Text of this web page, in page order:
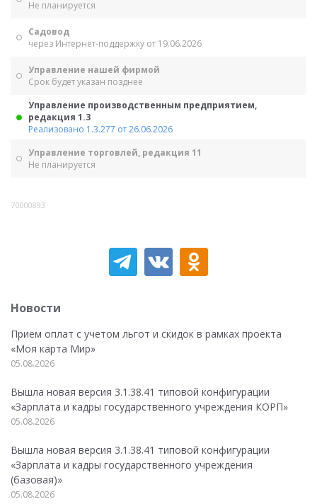
Не планируется
Садовод
через Интернет-поддержку от 19.06.2026
Управление нашей фирмой
Срок будет указан позднее
Управление производственным предприятием,
редакция 1.3
Реализовано 1.3.277 от 26.06.2026
Управление торговлей, редакция 11
Не планируется
70000893
Новости
Прием оплат с учетом льгот и скидок в рамках проекта
«Моя карта Мир»
05.08.2026
Вышла новая версия 3.1.38.41 типовой конфигурации
«Зарплата и кадры государственного учреждения КОРП»
05.08.2026
Вышла новая версия 3.1.38.41 типовой конфигурации
«Зарплата и кадры государственного учреждения
(базовая)»
05.08.2026